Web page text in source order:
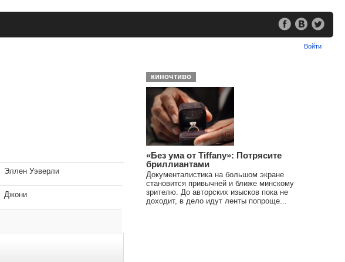
Войти
Эллен Уэверли
Джони
киночтиво
«Без ума от Tiffany»: Потрясите
бриллиантами
Документалистика на большом экране
становится привычней и ближе минскому
зрителю. До авторских изысков пока не
доходит, в дело идут ленты попроще...